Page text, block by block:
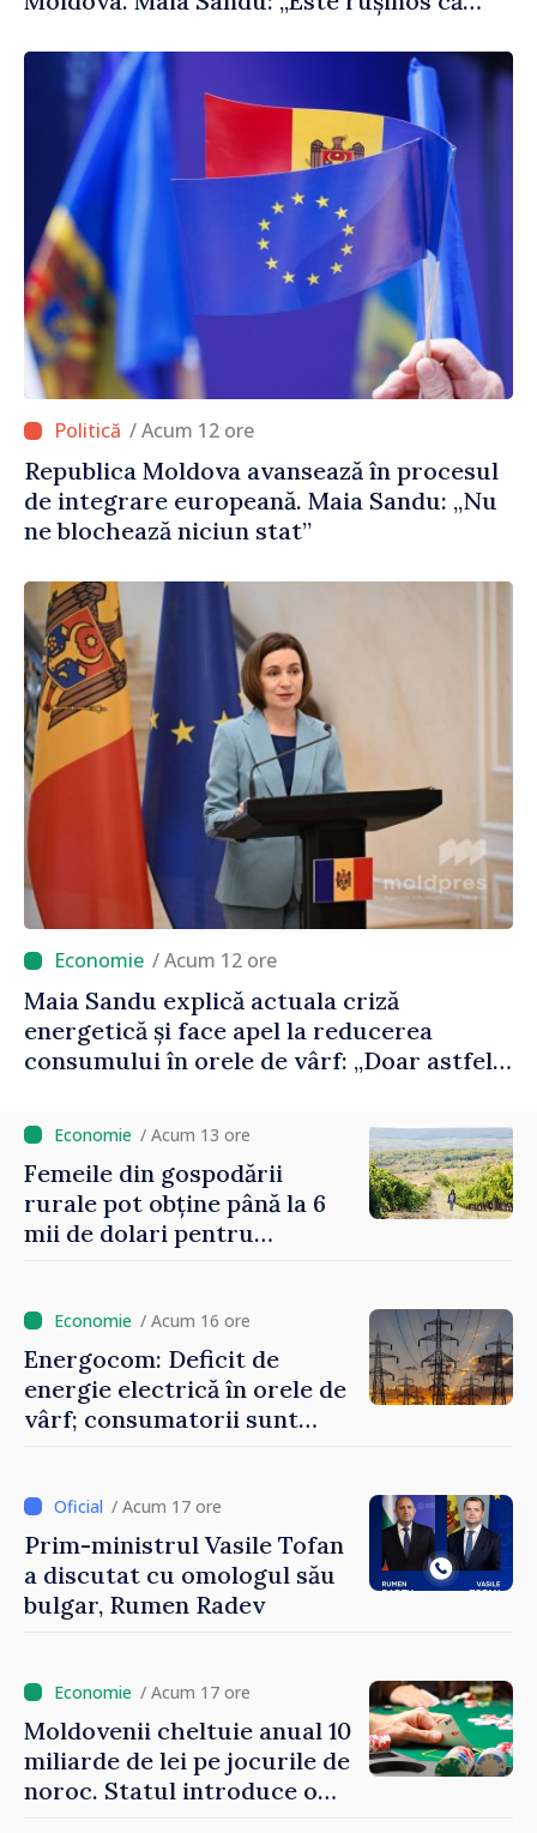
politica statului”
/ Acum 12 ore
Republica Moldova avansează în procesul
de integrare europeană. Maia Sandu: „Nu
ne blochează niciun stat”
/ Acum 12 ore
Maia Sandu explică actuala criză
energetică și face apel la reducerea
consumului în orele de vârf: „Doar astfel
mic”
/ Acum 13 ore
Femeile din gospodării
rurale pot obține până la 6
mii de dolari pentru
/ Acum 16 ore
Energocom: Deficit de
energie electrică în orele de
vârf; consumatorii sunt
/ Acum 17 ore
Prim-ministrul Vasile Tofan
a discutat cu omologul său
bulgar, Rumen Radev
/ Acum 17 ore
Moldovenii cheltuie anual 10
miliarde de lei pe jocurile de
noroc. Statul introduce o